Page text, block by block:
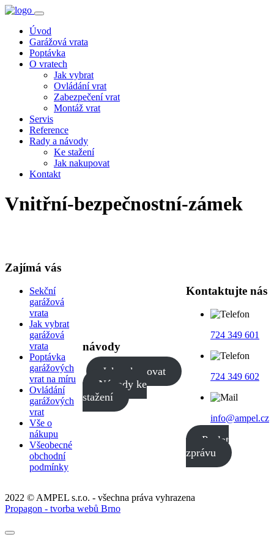
Úvod
Garážová vrata
Poptávka
O vratech
Jak vybrat
Ovládání vrat
Zabezpečení vrat
Montáž vrat
Servis
Reference
Rady a návody
Ke stažení
Jak nakupovat
Kontakt
Vnitřní-bezpečnostní-zámek
Zajímá vás
Sekční
garážová
vrata
Jak vybrat
garážová
vrata
Poptávka
garážových
vrat na míru
Ovládání
garážových
vrat
Vše o
nákupu
Všeobecné
obchodní
podmínky
návody
Jak nakupovat
Návody ke
stažení
Kontaktujte nás
724 349 601
724 349 602
info@ampel.cz
Poslat
zprávu
2022 © AMPEL s.r.o. - všechna práva vyhrazena
Propagon - tvorba webů Brno